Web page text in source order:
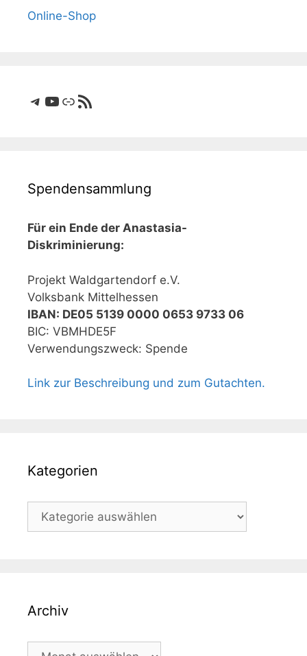
Online-Shop
Telegram
YouTube
LinkRSS-Feed
Spendensammlung
Für ein Ende der Anastasia-
Diskriminierung:
Projekt Waldgartendorf e.V.
Volksbank Mittelhessen
IBAN: DE05 5139 0000 0653 9733 06
BIC: VBMHDE5F
Verwendungszweck: Spende
Link zur Beschreibung und zum Gutachten.
Kategorien
Kategorien
Archiv
Archiv